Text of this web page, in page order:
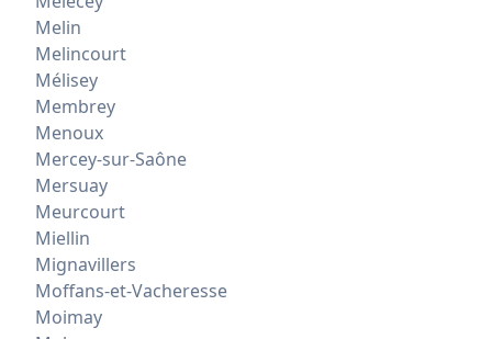
Melin
Melincourt
Mélisey
Membrey
Menoux
Mercey-sur-Saône
Mersuay
Meurcourt
Miellin
Mignavillers
Moffans-et-Vacheresse
Moimay